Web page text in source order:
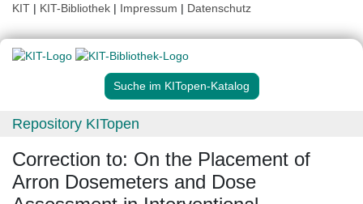
KIT | KIT-Bibliothek | Impressum | Datenschutz
Suche im KITopen-Katalog
Repository KITopen
Correction to: On the Placement of
Arron Dosemeters and Dose